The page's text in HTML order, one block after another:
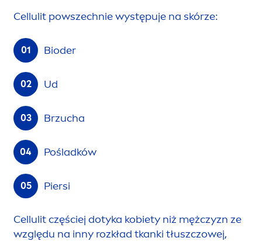
Cellulit powszechnie występuje na skórze:
Bioder
Ud
Brzucha
Pośladków
Piersi
Cellulit częściej dotyka kobiety niż mężczyzn ze
względu na inny rozkład tkanki tłuszczowej,